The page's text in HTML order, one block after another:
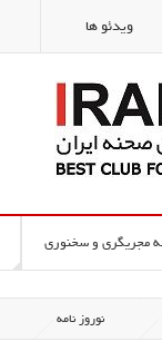
ویدئو ها
نوروز نامه